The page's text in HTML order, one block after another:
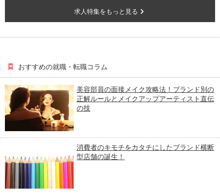
求人特集をもっと見る
おすすめの就職・転職コラム
美容部員の面接メイク攻略法！ブランド別の
正解ルールとメイクアップアーティスト直伝
の技
消費者のキモチをカタチにしたブランド横断
型店舗の誕生！